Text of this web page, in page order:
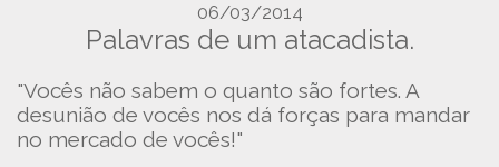
06/03/2014
Palavras de um atacadista.
"Vocês não sabem o quanto são fortes. A
desunião de vocês nos dá forças para mandar
no mercado de vocês!"